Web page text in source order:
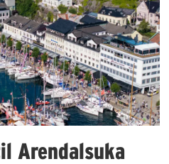
Arendalsuka